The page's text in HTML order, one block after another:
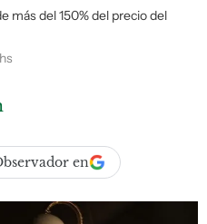
más del 150% del precio del
en